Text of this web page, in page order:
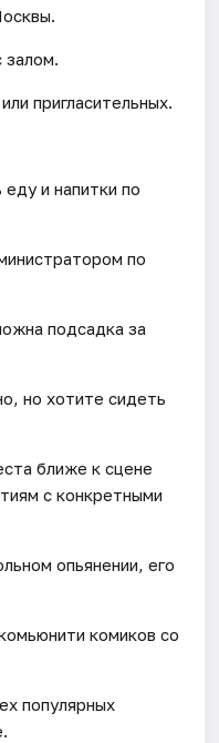
залом.
пригласительных.
и напитки по
по
подсадка за
но хотите сидеть
ближе к сцене
с конкретными
опьянении, его
комиков со
популярных